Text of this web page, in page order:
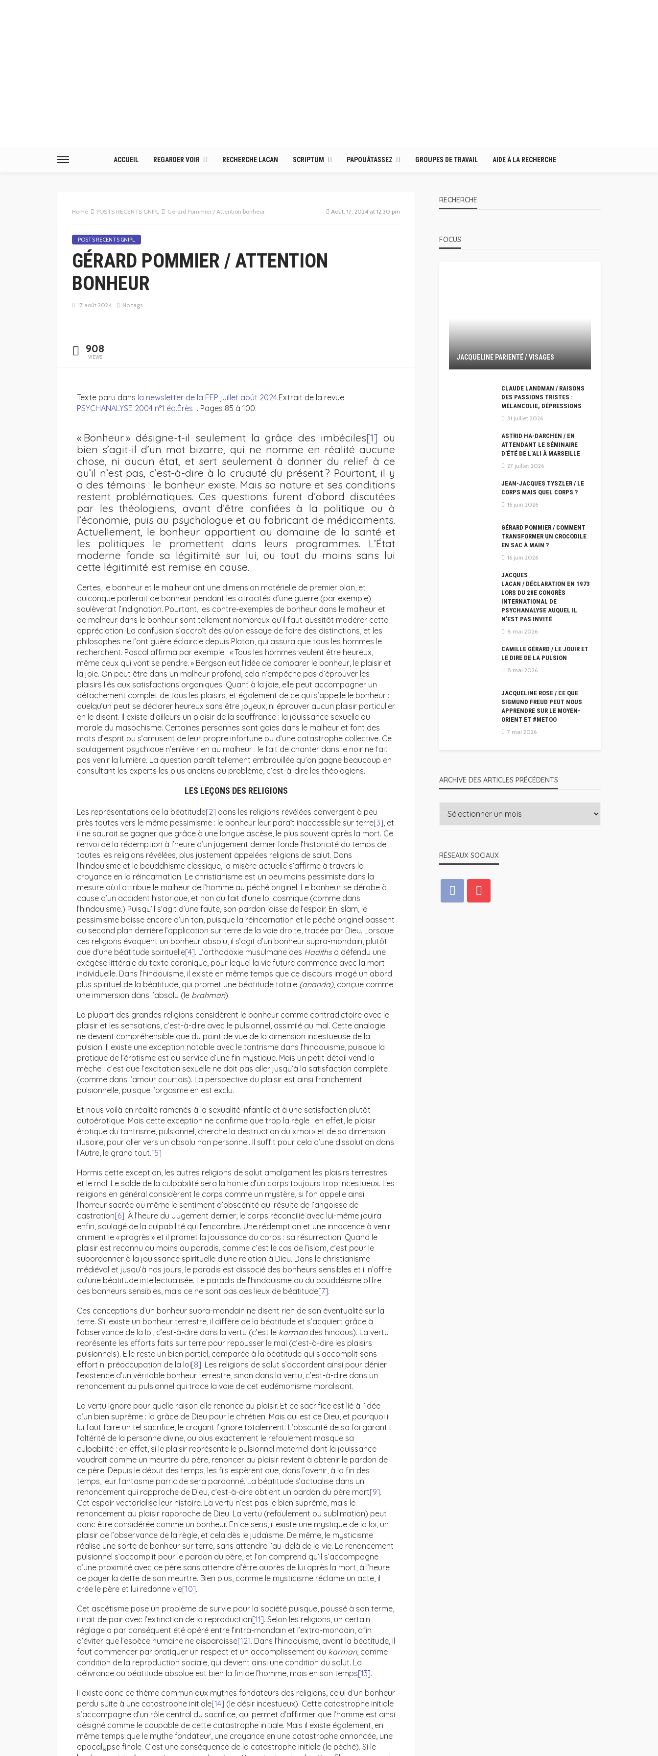
ACCUEIL REGARDER VOIR RECHERCHE LACAN SCRIPTUM PAPOUÂTASSEZ GROUPES DE TRAVAIL AIDE À LA RECHERCHE
Home POSTS RECENTS GNIPL Gérard Pommier / Attention bonheur Août. 17, 2024 at 12:30 pm
POSTS RECENTS GNIPL
GÉRARD POMMIER / ATTENTION
BONHEUR
17 août 2024 No tags
908
VIEWS
Texte paru dans la newsletter de la FEP juillet août 2024.Extrait de la revue
PSYCHANALYSE 2004 n°1 éd.Érès . Pages 85 à 100.
« Bonheur » désigne-t-il seulement la grâce des imbéciles[1] ou
bien s’agit-il d’un mot bizarre, qui ne nomme en réalité aucune
chose, ni aucun état, et sert seulement à donner du relief à ce
qu’il n’est pas, c’est-à-dire à la cruauté du présent ? Pourtant, il y
a des témoins : le bonheur existe. Mais sa nature et ses conditions
restent problématiques. Ces questions furent d’abord discutées
par les théologiens, avant d’être confiées à la politique ou à
l’économie, puis au psychologue et au fabricant de médicaments.
Actuellement, le bonheur appartient au domaine de la santé et
les politiques le promettent dans leurs programmes. L’État
moderne fonde sa légitimité sur lui, ou tout du moins sans lui
cette légitimité est remise en cause.
Certes, le bonheur et le malheur ont une dimension matérielle de premier plan, et
quiconque parlerait de bonheur pendant les atrocités d’une guerre (par exemple)
soulèverait l’indignation. Pourtant, les contre-exemples de bonheur dans le malheur et
de malheur dans le bonheur sont tellement nombreux qu’il faut aussitôt modérer cette
appréciation. La confusion s’accroît dès qu’on essaye de faire des distinctions, et les
philosophes ne l’ont guère éclaircie depuis Platon, qui assura que tous les hommes le
recherchent. Pascal affirma par exemple : « Tous les hommes veulent être heureux,
même ceux qui vont se pendre. » Bergson eut l’idée de comparer le bonheur, le plaisir et
la joie. On peut être dans un malheur profond, cela n’empêche pas d’éprouver les
plaisirs liés aux satisfactions organiques. Quant à la joie, elle peut accompagner un
détachement complet de tous les plaisirs, et également de ce qui s’appelle le bonheur :
quelqu’un peut se déclarer heureux sans être joyeux, ni éprouver aucun plaisir particulier
en le disant. Il existe d’ailleurs un plaisir de la souffrance : la jouissance sexuelle ou
morale du masochisme. Certaines personnes sont gaies dans le malheur et font des
mots d’esprit ou s’amusent de leur propre infortune ou d’une catastrophe collective. Ce
soulagement psychique n’enlève rien au malheur : le fait de chanter dans le noir ne fait
pas venir la lumière. La question paraît tellement embrouillée qu’on gagne beaucoup en
consultant les experts les plus anciens du problème, c’est-à-dire les théologiens.
LES LEÇONS DES RELIGIONS
Les représentations de la béatitude[2] dans les religions révélées convergent à peu
près toutes vers le même pessimisme : le bonheur leur paraît inaccessible sur terre[3], et
il ne saurait se gagner que grâce à une longue ascèse, le plus souvent après la mort. Ce
renvoi de la rédemption à l’heure d’un jugement dernier fonde l’historicité du temps de
toutes les religions révélées, plus justement appelées religions de salut. Dans
l’hindouisme et le bouddhisme classique, la misère actuelle s’affirme à travers la
croyance en la réincarnation. Le christianisme est un peu moins pessimiste dans la
mesure où il attribue le malheur de l’homme au péché originel. Le bonheur se dérobe à
cause d’un accident historique, et non du fait d’une loi cosmique (comme dans
l’hindouisme.) Puisqu’il s’agit d’une faute, son pardon laisse de l’espoir. En islam, le
pessimisme baisse encore d’un ton, puisque la réincarnation et le péché originel passent
au second plan derrière l’application sur terre de la voie droite, tracée par Dieu. Lorsque
ces religions évoquent un bonheur absolu, il s’agit d’un bonheur supra-mondain, plutôt
que d’une béatitude spirituelle[4]. L’orthodoxie musulmane des Hadiths a défendu une
exégèse littérale du texte coranique, pour lequel la vie future commence avec la mort
individuelle. Dans l’hindouisme, il existe en même temps que ce discours imagé un abord
plus spirituel de la béatitude, qui promet une béatitude totale (ananda), conçue comme
une immersion dans l’absolu (le brahman).
La plupart des grandes religions considèrent le bonheur comme contradictoire avec le
plaisir et les sensations, c’est-à-dire avec le pulsionnel, assimilé au mal. Cette analogie
ne devient compréhensible que du point de vue de la dimension incestueuse de la
pulsion. Il existe une exception notable avec le tantrisme dans l’hindouisme, puisque la
pratique de l’érotisme est au service d’une fin mystique. Mais un petit détail vend la
mèche : c’est que l’excitation sexuelle ne doit pas aller jusqu’à la satisfaction complète
(comme dans l’amour courtois). La perspective du plaisir est ainsi franchement
pulsionnelle, puisque l’orgasme en est exclu.
Et nous voilà en réalité ramenés à la sexualité infantile et à une satisfaction plutôt
autoérotique. Mais cette exception ne confirme que trop la règle : en effet, le plaisir
érotique du tantrisme, pulsionnel, cherche la destruction du « moi » et de sa dimension
illusoire, pour aller vers un absolu non personnel. Il suffit pour cela d’une dissolution dans
l’Autre, le grand tout.[5]
Hormis cette exception, les autres religions de salut amalgament les plaisirs terrestres
et le mal. Le solde de la culpabilité sera la honte d’un corps toujours trop incestueux. Les
religions en général considèrent le corps comme un mystère, si l’on appelle ainsi
l’horreur sacrée ou même le sentiment d’obscénité qui résulte de l’angoisse de
castration[6]. À l’heure du Jugement dernier, le corps réconcilié avec lui-même jouira
enfin, soulagé de la culpabilité qui l’encombre. Une rédemption et une innocence à venir
animent le « progrès » et il promet la jouissance du corps : sa résurrection. Quand le
plaisir est reconnu au moins au paradis, comme c’est le cas de l’islam, c’est pour le
subordonner à la jouissance spirituelle d’une relation à Dieu. Dans le christianisme
médiéval et jusqu’à nos jours, le paradis est dissocié des bonheurs sensibles et il n’offre
qu’une béatitude intellectualisée. Le paradis de l’hindouisme ou du bouddéisme offre
des bonheurs sensibles, mais ce ne sont pas des lieux de béatitude[7].
Ces conceptions d’un bonheur supra-mondain ne disent rien de son éventualité sur la
terre. S’il existe un bonheur terrestre, il diffère de la béatitude et s’acquiert grâce à
l’observance de la loi, c’est-à-dire dans la vertu (c’est le karman des hindous). La vertu
représente les efforts faits sur terre pour repousser le mal (c’est-à-dire les plaisirs
pulsionnels). Elle reste un bien partiel, comparée à la béatitude qui s’accomplit sans
effort ni préoccupation de la loi[8]. Les religions de salut s’accordent ainsi pour dénier
l’existence d’un véritable bonheur terrestre, sinon dans la vertu, c’est-à-dire dans un
renoncement au pulsionnel qui trace la voie de cet eudémonisme moralisant.
La vertu ignore pour quelle raison elle renonce au plaisir. Et ce sacrifice est lié à l’idée
d’un bien suprême : la grâce de Dieu pour le chrétien. Mais qui est ce Dieu, et pourquoi il
lui faut faire un tel sacrifice, le croyant l’ignore totalement. L’obscurité de sa foi garantit
l’altérité de la personne divine, ou plus exactement le refoulement masque sa
culpabilité : en effet, si le plaisir représente le pulsionnel maternel dont la jouissance
vaudrait comme un meurtre du père, renoncer au plaisir revient à obtenir le pardon de
ce père. Depuis le début des temps, les fils espèrent que, dans l’avenir, à la fin des
temps, leur fantasme parricide sera pardonné. La béatitude s’actualise dans un
renoncement qui rapproche de Dieu, c’est-à-dire obtient un pardon du père mort[9].
Cet espoir vectorialise leur histoire. La vertu n’est pas le bien suprême, mais le
renoncement au plaisir rapproche de Dieu. La vertu (refoulement ou sublimation) peut
donc être considérée comme un bonheur. En ce sens, il existe une mystique de la loi, un
plaisir de l’observance de la règle, et cela dès le judaïsme. De même, le mysticisme
réalise une sorte de bonheur sur terre, sans attendre l’au-delà de la vie. Le renoncement
pulsionnel s’accomplit pour le pardon du père, et l’on comprend qu’il s’accompagne
d’une proximité avec ce père sans attendre d’être auprès de lui après la mort, à l’heure
de payer la dette de son meurtre. Bien plus, comme le mysticisme réclame un acte, il
crée le père et lui redonne vie[10].
Cet ascétisme pose un problème de survie pour la société puisque, poussé à son terme,
il irait de pair avec l’extinction de la reproduction[11]. Selon les religions, un certain
réglage a par conséquent été opéré entre l’intra-mondain et l’extra-mondain, afin
d’éviter que l’espèce humaine ne disparaisse[12]. Dans l’hindouisme, avant la béatitude, il
faut commencer par pratiquer un respect et un accomplissement du karman, comme
condition de la reproduction sociale, qui devient ainsi une condition du salut. La
délivrance ou béatitude absolue est bien la fin de l’homme, mais en son temps[13].
Il existe donc ce thème commun aux mythes fondateurs des religions, celui d’un bonheur
perdu suite à une catastrophe initiale[14] (le désir incestueux). Cette catastrophe initiale
s’accompagne d’un rôle central du sacrifice, qui permet d’affirmer que l’homme est ainsi
désigné comme le coupable de cette catastrophe initiale. Mais il existe également, en
même temps que le mythe fondateur, une croyance en une catastrophe annoncée, une
apocalypse finale. C’est une conséquence de la catastrophe initiale (le péché). Si le
RECHERCHE
FOCUS
JACQUELINE PARIENTÉ / VISAGES
CLAUDE LANDMAN / RAISONS
DES PASSIONS TRISTES :
MÉLANCOLIE, DÉPRESSIONS
31 juillet 2026
ASTRID HA-DARCHEN / EN
ATTENDANT LE SÉMINAIRE
D’ÉTÉ DE L’ALI À MARSEILLE
27 juillet 2026
JEAN-JACQUES TYSZLER / LE
CORPS MAIS QUEL CORPS ?
16 juin 2026
GÉRARD POMMIER / COMMENT
TRANSFORMER UN CROCODILE
EN SAC À MAIN ?
16 juin 2026
JACQUES
LACAN / DÉCLARATION EN 1973
LORS DU 28E CONGRÈS
INTERNATIONAL DE
PSYCHANALYSE AUQUEL IL
N’EST PAS INVITÉ
8 mai 2026
CAMILLE GÉRARD / LE JOUIR ET
LE DIRE DE LA PULSION
8 mai 2026
JACQUELINE ROSE / CE QUE
SIGMUND FREUD PEUT NOUS
APPRENDRE SUR LE MOYEN-
ORIENT ET #METOO
7 mai 2026
ARCHIVE DES ARTICLES PRÉCÉDENTS
RÉSEAUX SOCIAUX